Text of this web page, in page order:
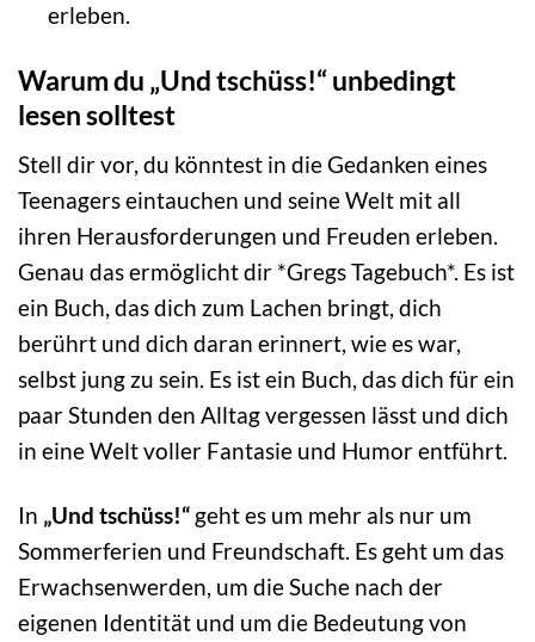
erleben.
Warum du „Und tschüss!“ unbedingt
lesen solltest
Stell dir vor, du könntest in die Gedanken eines
Teenagers eintauchen und seine Welt mit all
ihren Herausforderungen und Freuden erleben.
Genau das ermöglicht dir *Gregs Tagebuch*. Es ist
ein Buch, das dich zum Lachen bringt, dich
berührt und dich daran erinnert, wie es war,
selbst jung zu sein. Es ist ein Buch, das dich für ein
paar Stunden den Alltag vergessen lässt und dich
in eine Welt voller Fantasie und Humor entführt.
In „Und tschüss!“ geht es um mehr als nur um
Sommerferien und Freundschaft. Es geht um das
Erwachsenwerden, um die Suche nach der
eigenen Identität und um die Bedeutung von